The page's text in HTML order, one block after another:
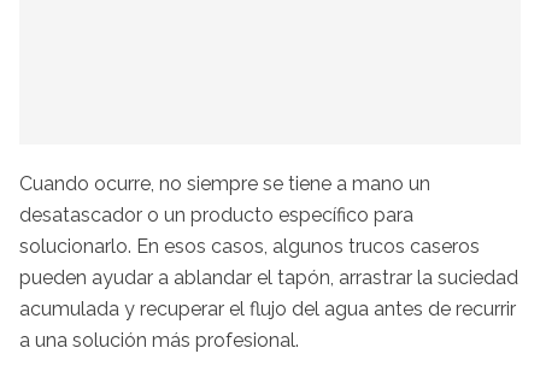
Cuando ocurre, no siempre se tiene a mano un
desatascador o un producto específico para
solucionarlo. En esos casos, algunos trucos caseros
pueden ayudar a ablandar el tapón, arrastrar la suciedad
acumulada y recuperar el flujo del agua antes de recurrir
a una solución más profesional.